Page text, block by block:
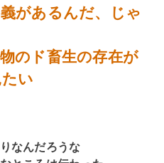
があるんだ、じゃ
のド畜生の存在が
い
なんだろうな